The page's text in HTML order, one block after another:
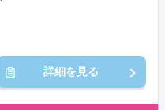
詳細を見る